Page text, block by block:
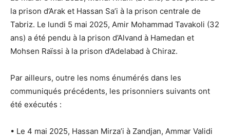
la prison d’Arak et Hassan Sa’i à la prison centrale de
Tabriz. Le lundi 5 mai 2025, Amir Mohammad Tavakoli (32
ans) a été pendu à la prison d’Alvand à Hamedan et
Mohsen Raïssi à la prison d’Adelabad à Chiraz.
Par ailleurs, outre les noms énumérés dans les
communiqués précédents, les prisonniers suivants ont
été exécutés :
• Le 4 mai 2025, Hassan Mirza’i à Zandjan, Ammar Validi